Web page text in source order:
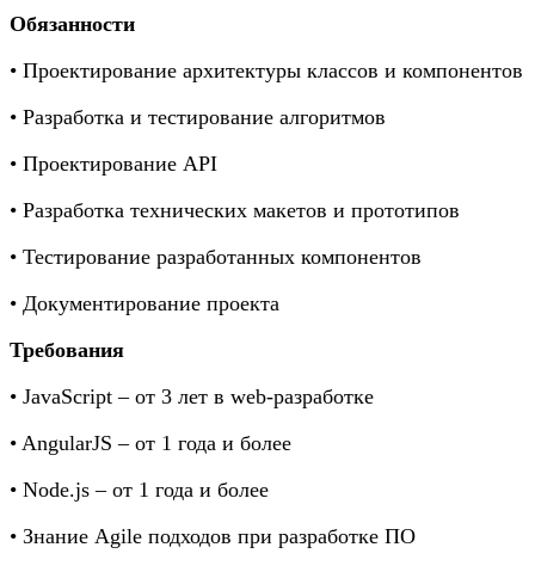
Обязанности
• Проектирование архитектуры классов и компонентов
• Разработка и тестирование алгоритмов
• Проектирование API
• Разработка технических макетов и прототипов
• Тестирование разработанных компонентов
• Документирование проекта
Требования
• JavaScript – от 3 лет в web-разработке
• AngularJS – от 1 года и более
• Node.js – от 1 года и более
• Знание Agile подходов при разработке ПО